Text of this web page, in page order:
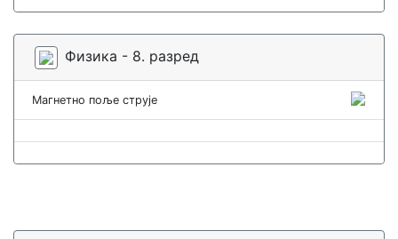
Физика - 8. разред
Магнетно поље струје